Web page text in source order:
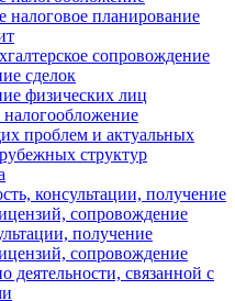
планирование
сопровождение
сделок
физических лиц
проблем и актуальных
структур
консультации, получение
сопровождение
получение
сопровождение
деятельности, связанной с